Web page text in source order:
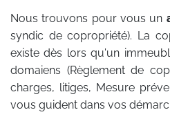
Nous trouvons pour vous un
syndic de copropriété). La
existe dès lors qu'un
domaiens (Règlement de
charges, litiges, Mesure
vous guident dans vos